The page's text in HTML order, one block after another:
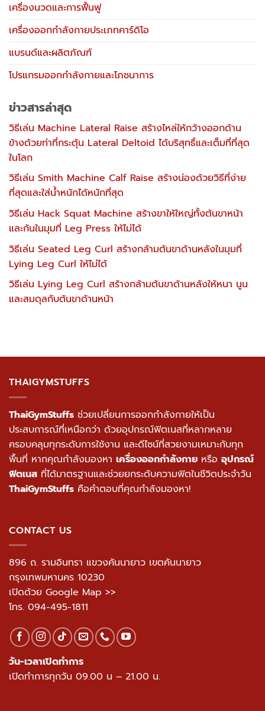
เครื่องนวดและการฟื้นฟู
เครื่องออกกำลังกายประเภทคาร์ดิโอ
แบรนด์และผลิตภัณฑ์
โปรแกรมออกกำลังกายและโภชนาการ
ข่าวสารล่าสุด
วิธีเล่น Machine Lateral Raise สร้างไหล่ให้กว้างออกด้าน
ข้างด้วยท่าที่กระตุ้น Lateral Deltoid ได้บริสุทธิ์และเต็มที่ที่สุด
ในโลก
วิธีเล่น Smith Machine Calf Raise สร้างน่องด้วยวิธีที่ง่าย
ที่สุดและใส่น้ำหนักได้หนักที่สุด
วิธีเล่น Hack Squat Machine สร้างขาให้ใหญ่ทั้งต้นขาหน้า
และก้นในมุมที่ Leg Press ให้ไม่ได้
วิธีเล่น Seated Leg Curl สร้างกล้ามต้นขาด้านหลังในมุมที่
Lying Leg Curl ให้ไม่ได้
วิธีเล่น Lying Leg Curl สร้างกล้ามต้นขาด้านหลังให้หนา นูน
และสมดุลกับต้นขาด้านหน้า
THAIGYMSTUFFS
ThaiGymStuffs ช่วยเปลี่ยนการออกกำลังกายให้เป็น
ประสบการณ์ที่เหนือกว่า ด้วยอุปกรณ์ฟิตเนสที่หลากหลาย
ครอบคลุมทุกระดับการใช้งาน และดีไซน์ที่สวยงามเหมาะกับทุก
พื้นที่ หากคุณกำลังมองหา เครื่องออกกำลังกาย หรือ อุปกรณ์
ฟิตเนส ที่ได้มาตรฐานและช่วยยกระดับความฟิตในชีวิตประจำวัน
ThaiGymStuffs คือคำตอบที่คุณกำลังมองหา!
CONTACT US
896 ถ. รามอินทรา แขวงคันนายาว เขตคันนายาว
กรุงเทพมหานคร 10230
เปิดด้วย Google Map >>
โทร. 094-495-1811
วัน-เวลาเปิดทำการ
เปิดทำการทุกวัน 09.00 น – 21.00 น.